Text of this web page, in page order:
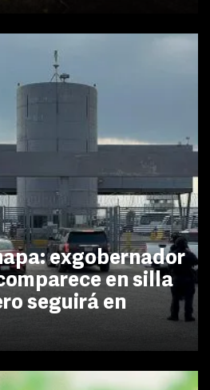
exgobernador
en silla
seguirá en